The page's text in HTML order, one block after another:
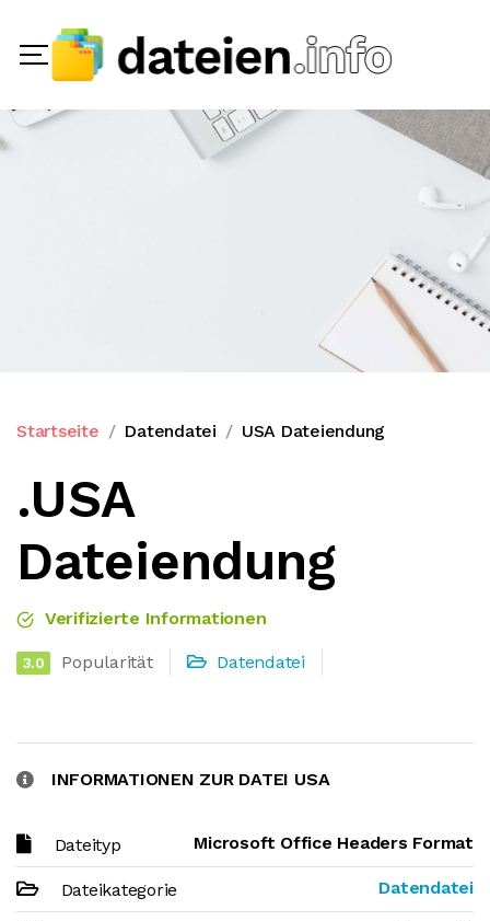
Startseite Datendatei USA Dateiendung
.USA
Dateiendung
Verifizierte Informationen
3.0 Popularität Datendatei
INFORMATIONEN ZUR DATEI USA
Dateityp Microsoft Office Headers Format
Dateikategorie Datendatei